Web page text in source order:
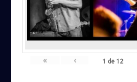
« ‹ 1 de12